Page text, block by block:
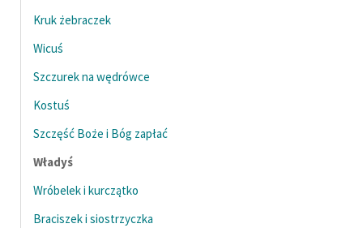
Materiały promocyjne
Polityka prywatności
Regulamin biblioteki
Dane fundacji i
sprawozdania finansowe
Regulamin darowizn
Informacja o treściach
wrażliwych
Kruk żebraczek
Wicuś
Szczurek na wędrówce
Kostuś
Szczęść Boże i Bóg zapłać
Władyś
Wróbelek i kurczątko
Braciszek i siostrzyczka